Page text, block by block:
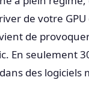
de votre
de
En seulement
dans des logiciels